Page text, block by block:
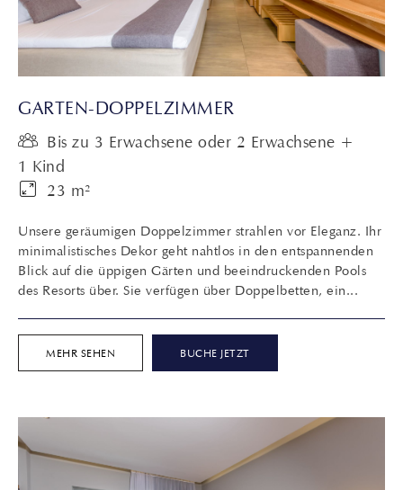
GARTEN-DOPPELZIMMER
Bis zu 3 Erwachsene oder 2 Erwachsene +
1 Kind
23 m²
Unsere geräumigen Doppelzimmer strahlen vor Eleganz. Ihr
minimalistisches Dekor geht nahtlos in den entspannenden
Blick auf die üppigen Gärten und beeindruckenden Pools
des Resorts über. Sie verfügen über Doppelbetten, ein...
MEHR SEHEN BUCHE JETZT